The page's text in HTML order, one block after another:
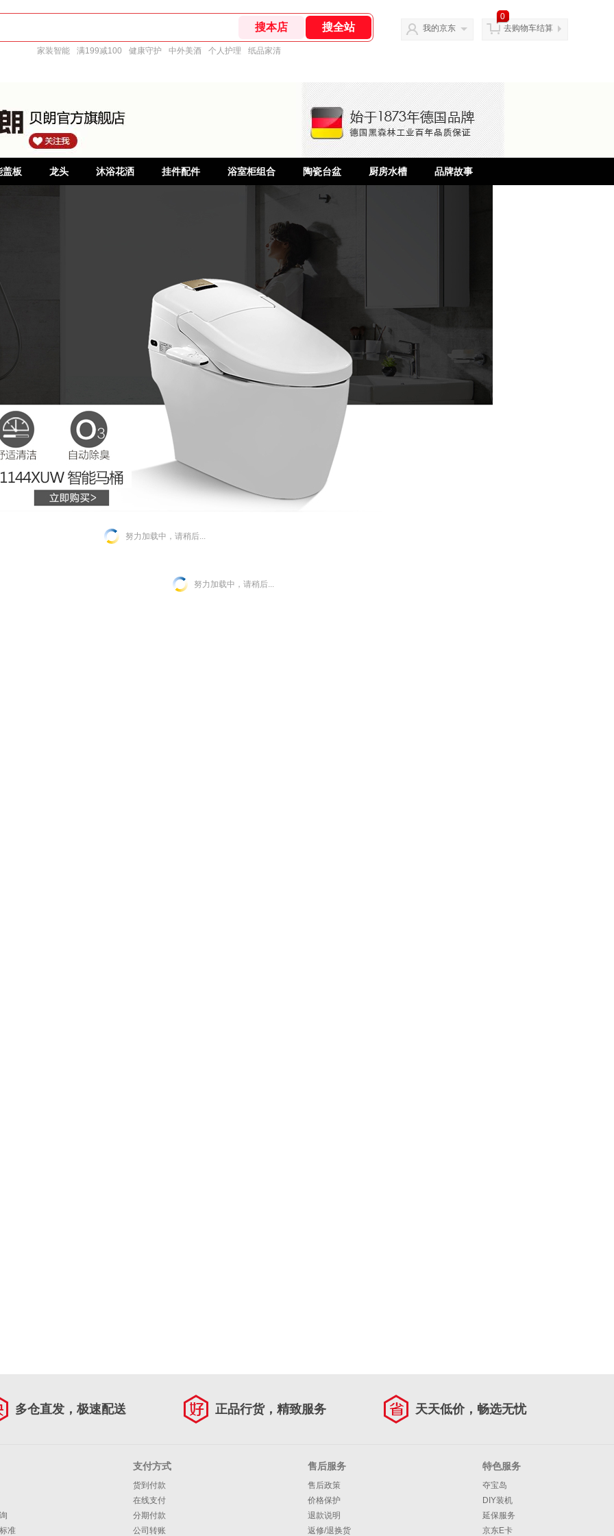
家装智能 满199减100 健康守护 中外美酒 个人护理 纸品家清
我的京东
0
去购物车结算
盖板 龙头 沐浴花洒 挂件配件 浴室柜组合 陶瓷台盆 厨房水槽 品牌故事
努力加载中，请稍后...
努力加载中，请稍后...
多仓直发，极速配送 正品行货，精致服务 天天低价，畅选无忧
准
支付方式
货到付款
在线支付
分期付款
公司转账
售后服务
售后政策
价格保护
退款说明
返修/退换货
特色服务
夺宝岛
DIY装机
延保服务
京东E卡